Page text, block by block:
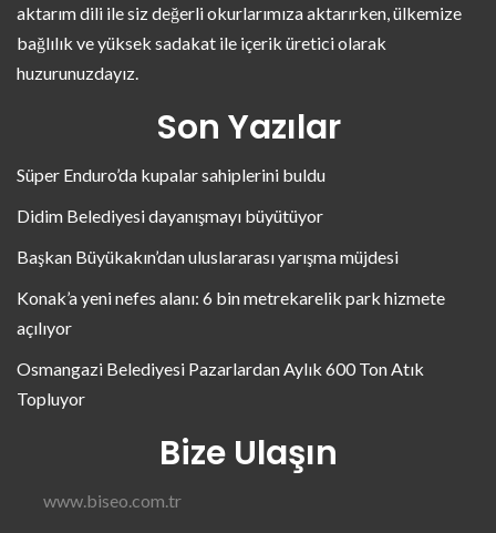
aktarım dili ile siz değerli okurlarımıza aktarırken, ülkemize
bağlılık ve yüksek sadakat ile içerik üretici olarak
huzurunuzdayız.
Son Yazılar
Süper Enduro’da kupalar sahiplerini buldu
Didim Belediyesi dayanışmayı büyütüyor
Başkan Büyükakın’dan uluslararası yarışma müjdesi
Konak’a yeni nefes alanı: 6 bin metrekarelik park hizmete
açılıyor
Osmangazi Belediyesi Pazarlardan Aylık 600 Ton Atık
Topluyor
Bize Ulaşın
www.biseo.com.tr